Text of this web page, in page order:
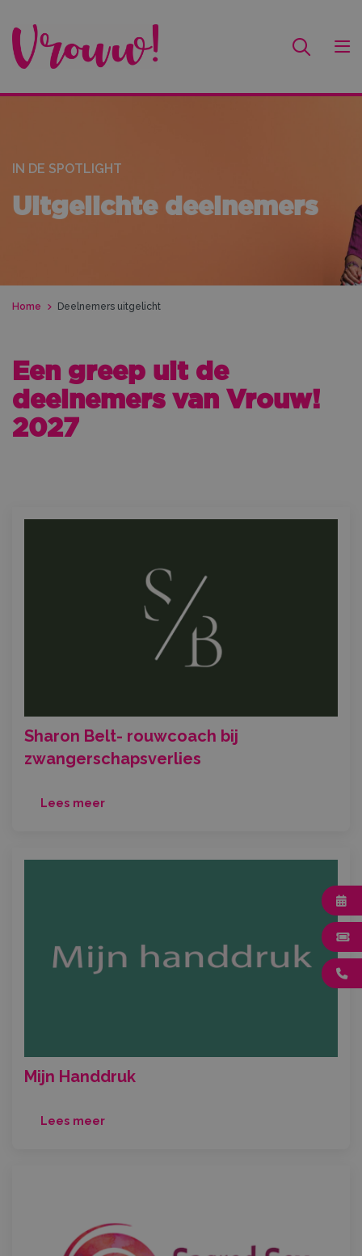
IN DE SPOTLIGHT
Uitgelichte deelnemers
Home Deelnemers uitgelicht
Een greep uit de
deelnemers van Vrouw!
2027
Sharon Belt- rouwcoach bij
zwangerschapsverlies
Lees meer
Mijn Handdruk
Lees meer